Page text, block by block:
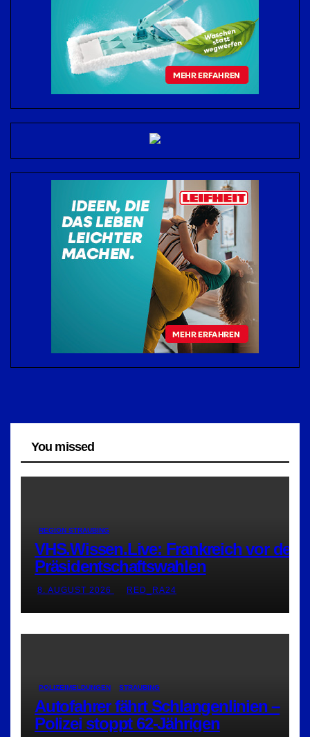
You missed
REGION STRAUBING
VHS.Wissen.Live: Frankreich vor den
Präsidentschaftswahlen
8. AUGUST 2026 RED_RA24
POLIZEIMELDUNGEN STRAUBING
Autofahrer fährt Schlangenlinien –
Polizei stoppt 62-Jährigen